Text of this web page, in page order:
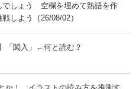
でしょう 空欄を埋めて熟語を作
しよう（26/08/02）
「闖入」←何と読む？